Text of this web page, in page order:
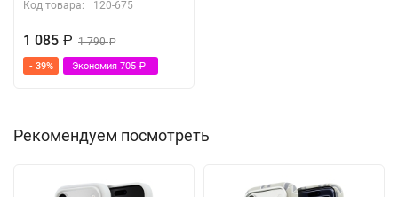
Код товара: 120-675
1 085 Р 1 790Р
- 39% Экономия 705 Р
Рекомендуем посмотреть